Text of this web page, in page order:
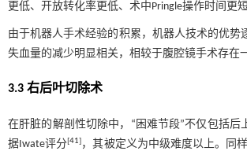
更低、开放转化率更低、术中Pringle操作时间更短
由于机器人手术经验的积累，机器人技术的优
失血量的减少明显相关，相较于腹腔镜手术存在
3.3 右后叶切除术
在肝脏的解剖性切除中，“困难节段”不仅包括后
据Iwate评分[41] ，其被定义为中级难度以上。同